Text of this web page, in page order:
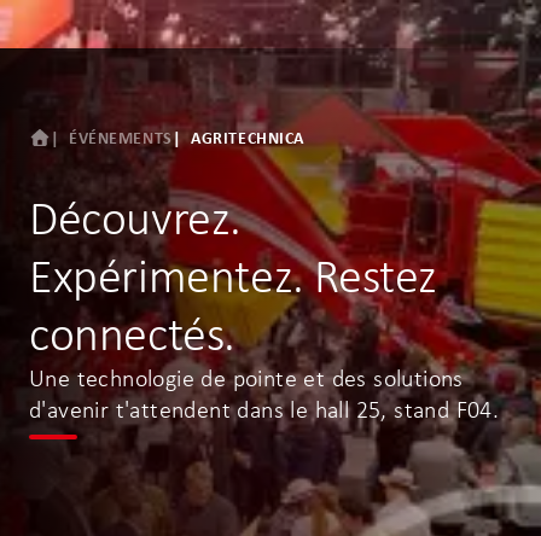
ÉVÉNEMENTS AGRITECHNICA
Découvrez.
Expérimentez. Restez
connectés.
Une technologie de pointe et des solutions
d'avenir t'attendent dans le hall 25, stand F04.